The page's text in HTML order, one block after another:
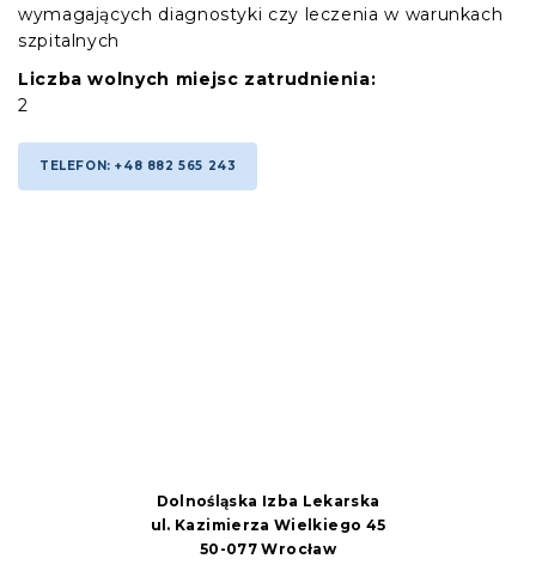
wymagających diagnostyki czy leczenia w warunkach
szpitalnych
Liczba wolnych miejsc zatrudnienia:
2
TELEFON: +48 882 565 243
Dolnośląska Izba Lekarska
ul. Kazimierza Wielkiego 45
50-077 Wrocław